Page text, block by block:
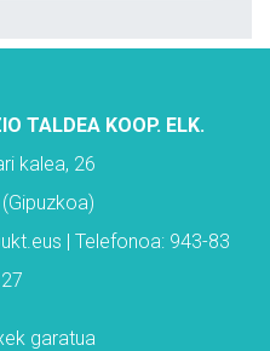
TALDEA KOOP. ELK.
kalea, 26
| Telefonoa: 943-83
garatua